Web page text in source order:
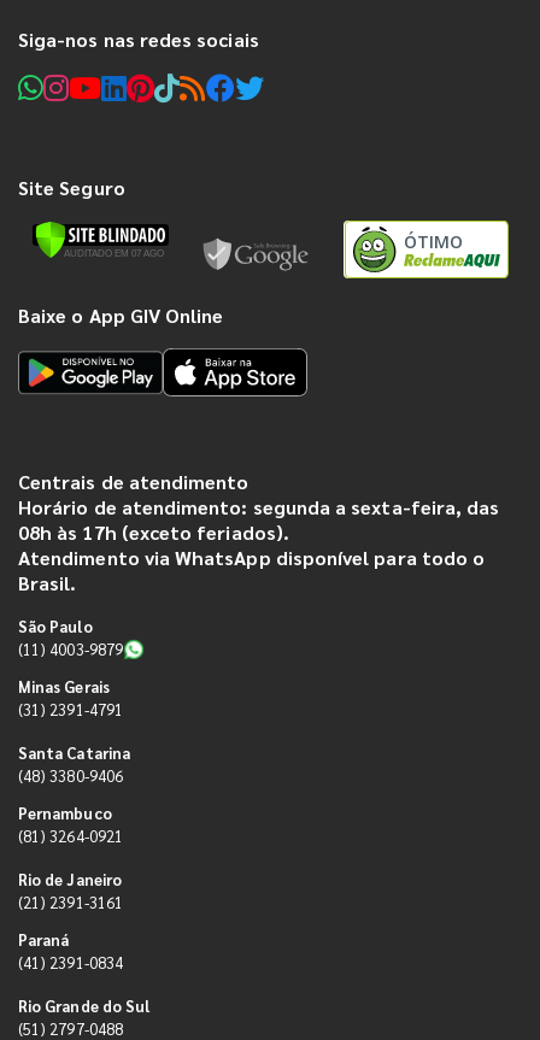
Siga-nos nas redes sociais
Site Seguro
ÓTIMO
Baixe o App GIV Online
Centrais de atendimento
Horário de atendimento: segunda a sexta-feira, das
08h às 17h (exceto feriados).
Atendimento via WhatsApp disponível para todo o
Brasil.
São Paulo
(11) 4003-9879
Minas Gerais
(31) 2391-4791
Santa Catarina
(48) 3380-9406
Pernambuco
(81) 3264-0921
Rio de Janeiro
(21) 2391-3161
Paraná
(41) 2391-0834
Rio Grande do Sul
(51) 2797-0488